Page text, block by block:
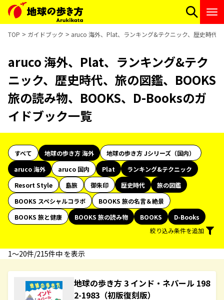
TOP ガイドブック aruco 海外、Plat、ランキング&テクニック、歴史時代
aruco 海外、Plat、ランキング&テク
ニック、歴史時代、旅の図鑑、BOOKS
旅の読み物、BOOKS、D-Booksのガ
イドブック一覧
すべて 地球の歩き方 海外
地球の歩き方 Jシリーズ（国内）
aruco 海外
aruco 国内 Plat
ランキング&テクニック
Resort Style
島旅 御朱印 歴史時代
旅の図鑑
BOOKS スペシャルコラボ
BOOKS 旅の名言＆絶景
BOOKS 旅と健康
BOOKS 旅の読み物 BOOKS
D-Books
絞り込み条件を追加
1〜20件/215件中 を表示
地球の歩き方 3 インド・ネパール 198
2-1983（初版復刻版）